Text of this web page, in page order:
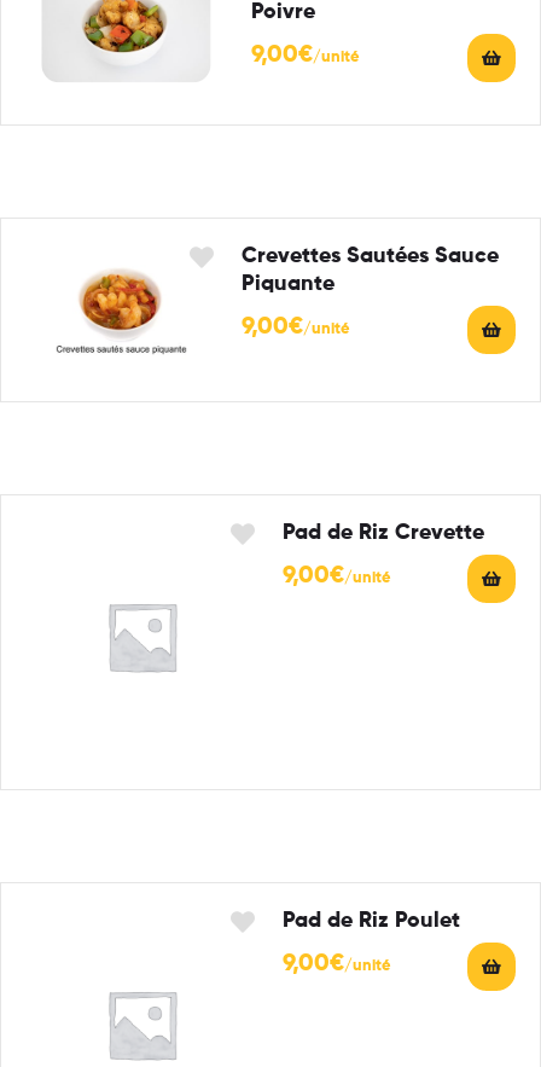
Poivre
9,00€
Crevettes Sautées Sauce
Piquante
9,00€
Pad de Riz Crevette
9,00€
Pad de Riz Poulet
9,00€